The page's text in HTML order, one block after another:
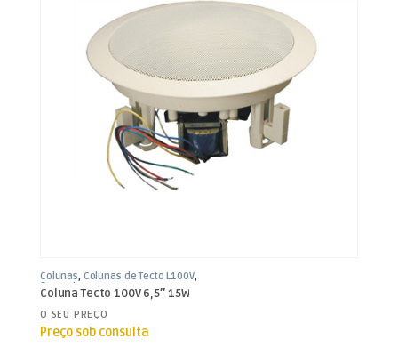
Colunas, Colunas de Tecto L100V,
Som e Luz
Coluna Tecto 100V 6,5″ 15W
O SEU PREÇO
Preço sob consulta